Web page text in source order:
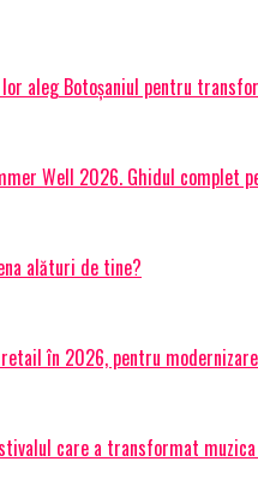
aleg Botoșaniul pentru
Well 2026. Ghidul complet
alături de tine?
în 2026, pentru
care a transformat